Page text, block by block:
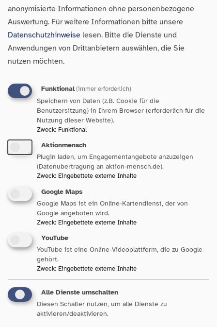
Wohlfahrtsverband stehen wir für einen
Austausch bereit. Wenn konkrete Vorschläge
zu Bürokratieabbau, zur Standardanpassung
und zur Aufgabenreduktion erarbeitet werden
eine Einbeziehung auch der
Leistungserbringerseite können in diesen
Bereichen strukturelle Veränderungen
erarbeitet werden, die einerseits die
öffentliche Hand stärken und andererseits den
gesellschaftlichen Zusammenhalt nicht
gefährden.“
Ansprechperson
MiriamKahrmann
anonymisierte Informationen ohne personenbezogene
Auswertung. Für weitere Informationen bitte unsere
Datenschutzhinweise lesen. Bitte die Dienste und
Anwendungen von Drittanbietern auswählen, die Sie
nutzen möchten.
Funktional(immer erforderlich)
Speichern von Daten (z.B. Cookie für die
Benutzersitzung) in Ihrem Browser (erforderlich für die
Nutzung dieser Website).
Zweck: Funktional
Aktionmensch
Plugin laden, um Engagementangebote anzuzeigen
(Datenübertragung an aktion-mensch.de).
Zweck: Eingebettete externe Inhalte
Google Maps
Google Maps ist ein Online-Kartendienst, der von
Google angeboten wird.
Zweck: Eingebettete externe Inhalte
YouTube
YouTube ist eine Online-Videoplattform, die zu Google
gehört.
Zweck: Eingebettete externe Inhalte
Alle Dienste umschalten
Diesen Schalter nutzen, um alle Dienste zu
aktivieren/deaktivieren.